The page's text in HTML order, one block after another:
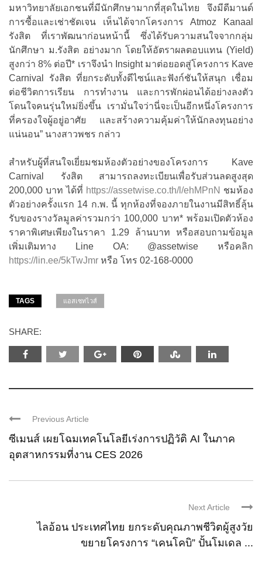
มหาวิทยาลัยเอกชนที่มีนักศึกษามากที่สุดในไทย จึงมีดีมานด์
การซื้อและเช่าชัดเจน เห็นได้จากโครงการ Atmoz Kanaal
รังสิต ที่เราพัฒนาก่อนหน้านี้ ซึ่งได้รับความสนใจจากกลุ่ม
นักศึกษา ม.รังสิต อย่างมาก โดยให้อัตราผลตอบแทน (Yield)
สูงกว่า 8% ต่อปี* เราจึงนำ Insight มาต่อยอดสู่โครงการ Kave
Carnival รังสิต ที่ยกระดับทั้งดีไซน์และฟังก์ชันให้สนุก เชื่อม
ต่อชีวิตการเรียน การทำงาน และการพักผ่อนได้อย่างลงตัว
โดนใจคนรุ่นใหม่ยิ่งขึ้น เรามั่นใจว่านี่จะเป็นอีกหนึ่งโครงการ
ที่ครองใจผู้อยู่อาศัย และสร้างความคุ้มค่าให้นักลงทุนอย่าง
แน่นอน” นางสาวพชร กล่าว
สำหรับผู้ที่สนใจเยี่ยมชมห้องตัวอย่างของโครงการ Kave
Carnival รังสิต สามารถลงทะเบียนเพื่อรับส่วนลดสูงสุด
200,000 บาท ได้ที่ https://assetwise.co.th/l/ehMPnN ชมห้อง
ตัวอย่างครั้งแรก 14 ก.พ. นี้ ทุกห้องที่จองภายในงานมีสิทธิ์ลุ้น
รับของรางวัลมูลค่ารวมกว่า 100,000 บาท* พร้อมเปิดตัวห้อง
ราคาพิเศษเพียงในราคา 1.29 ล้านบาท หรือสอบถามข้อมูล
เพิ่มเติมทาง Line OA: @assetwise หรือคลิก
https://lin.ee/5kTwJmr หรือ โทร 02-168-0000
TAGS แอสเซทไวส์
SHARE:
Previous Article
ซีเมนส์ เผยโฉมเทคโนโลยีเร่งการปฏิวัติ AI ในภาค
อุตสาหกรรมที่งาน CES 2026
Next Article
ไลอ้อน ประเทศไทย ยกระดับคุณภาพชีวิตผู้สูงวัย
ขยายโครงการ “เคนโคบิ” ปั้นโมเดล ...